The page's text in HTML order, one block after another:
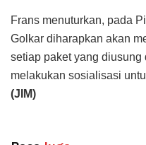
Frans menuturkan, pada
Golkar diharapkan akan
setiap paket yang
melakukan sosialisasi
(JIM)